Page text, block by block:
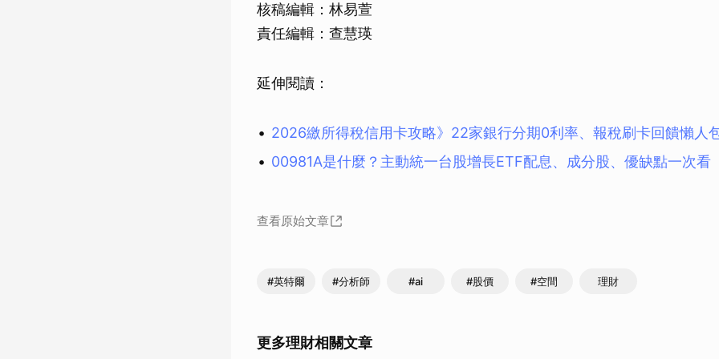
核稿編輯：林易萱
責任編輯：查慧瑛
延伸閱讀：
2026繳所得稅信用卡攻略》22家銀行分期0利率、報稅刷卡回饋懶人
00981A是什麼？主動統一台股增長ETF配息、成分股、優缺點一次看
查看原始文章
#英特爾 #分析師 #ai #股價 #空間 理財
更多理財相關文章